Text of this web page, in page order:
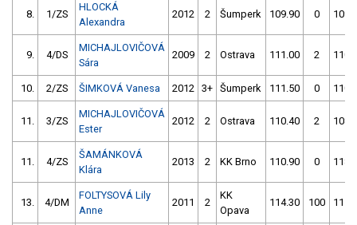
8. 1/ZS
HLOCKÁ
Alexandra
2012 2 Šumperk 109.90 0
9. 4/DS
MICHAJLOVIČOVÁ
Sára
2009 2 Ostrava 111.00 2
10. 2/ZS ŠIMKOVÁ Vanesa 2012 3+ Šumperk 111.50 0
11. 3/ZS
MICHAJLOVIČOVÁ
Ester
2012 2 Ostrava 110.40 2
11. 4/ZS
ŠAMÁNKOVÁ
Klára
2013 2 KK Brno 110.90 0
13. 4/DM
FOLTYSOVÁ Lily
Anne
2011 2
KK
Opava
114.30 100